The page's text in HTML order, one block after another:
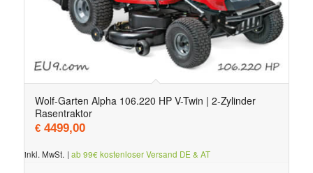
Wolf-Garten Alpha 106.220 HP V-Twin | 2-Zylinder
Rasentraktor
€4499,00
inkl. MwSt. | ab 99€ kostenloser Versand DE & AT